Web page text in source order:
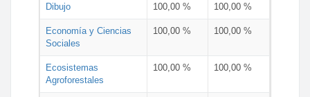
Dibujo 100,00 % 100,00 %
Economía y Ciencias
Sociales
100,00 % 100,00 %
Ecosistemas
Agroforestales
100,00 % 100,00 %